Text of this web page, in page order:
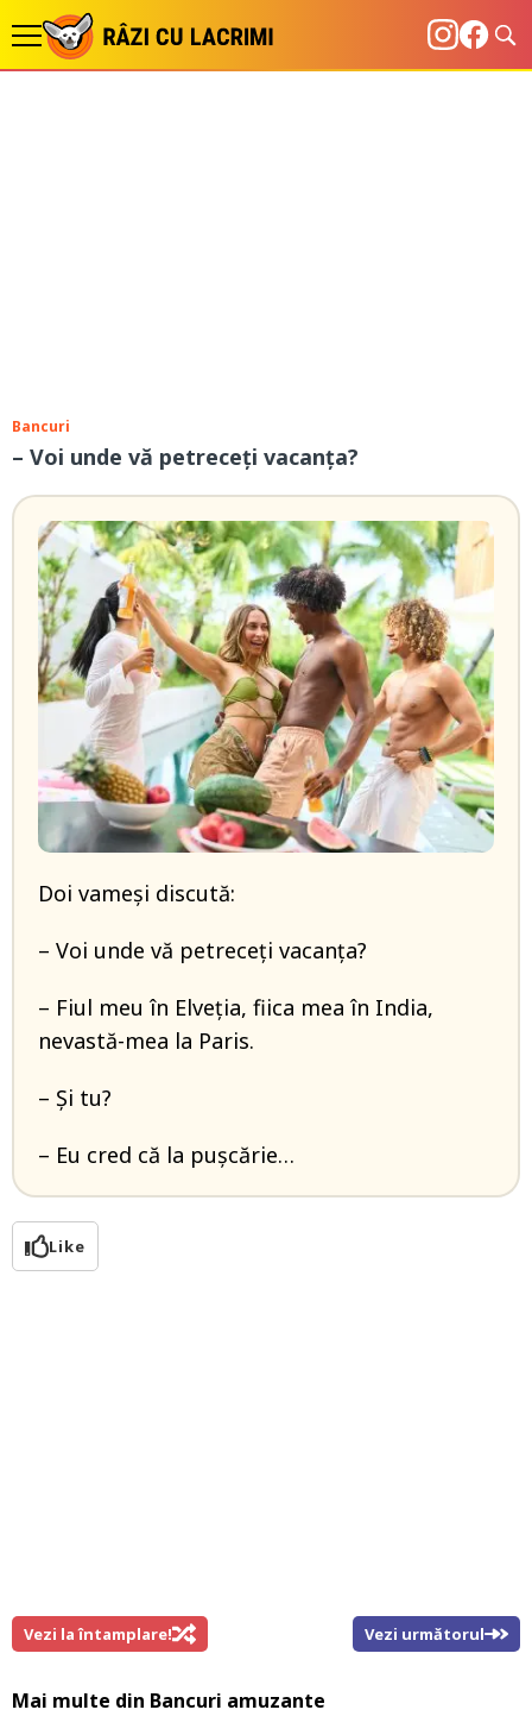
Bancuri
– Voi unde vă petreceţi vacanţa?
Doi vameşi discută:
– Voi unde vă petreceţi vacanţa?
– Fiul meu în Elveţia, fiica mea în India,
nevastă-mea la Paris.
– Şi tu?
– Eu cred că la puşcărie…
Like
Vezi la întamplare! Vezi următorul
Mai multe din Bancuri amuzante